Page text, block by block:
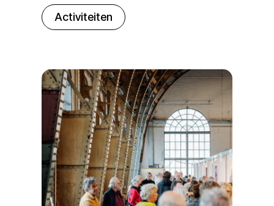
Activiteiten